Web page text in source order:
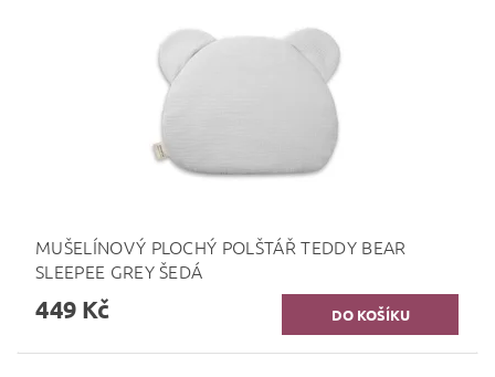
MUŠELÍNOVÝ PLOCHÝ POLŠTÁŘ TEDDY BEAR
SLEEPEE GREY ŠEDÁ
449 Kč